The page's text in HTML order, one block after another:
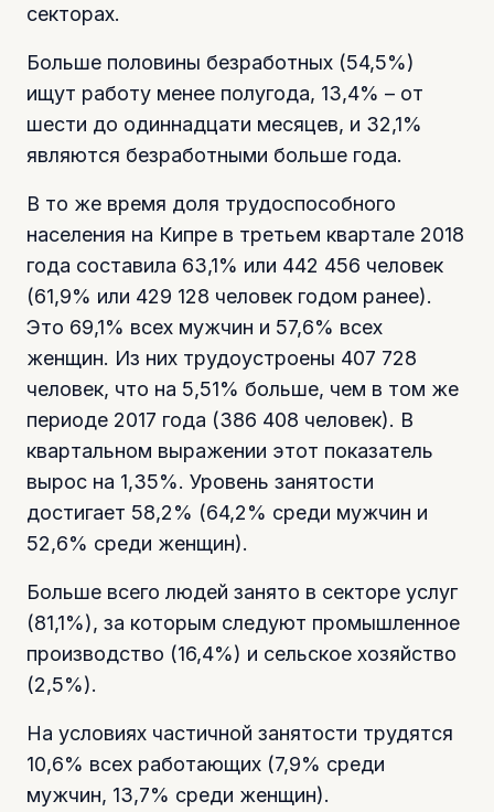
секторах.
Больше половины безработных (54,5%)
ищут работу менее полугода, 13,4% – от
шести до одиннадцати месяцев, и 32,1%
являются безработными больше года.
В то же время доля трудоспособного
населения на Кипре в третьем квартале 2018
года составила 63,1% или 442 456 человек
(61,9% или 429 128 человек годом ранее).
Это 69,1% всех мужчин и 57,6% всех
женщин. Из них трудоустроены 407 728
человек, что на 5,51% больше, чем в том же
периоде 2017 года (386 408 человек). В
квартальном выражении этот показатель
вырос на 1,35%. Уровень занятости
достигает 58,2% (64,2% среди мужчин и
52,6% среди женщин).
Больше всего людей занято в секторе услуг
(81,1%), за которым следуют промышленное
производство (16,4%) и сельское хозяйство
(2,5%).
На условиях частичной занятости трудятся
10,6% всех работающих (7,9% среди
мужчин, 13,7% среди женщин).